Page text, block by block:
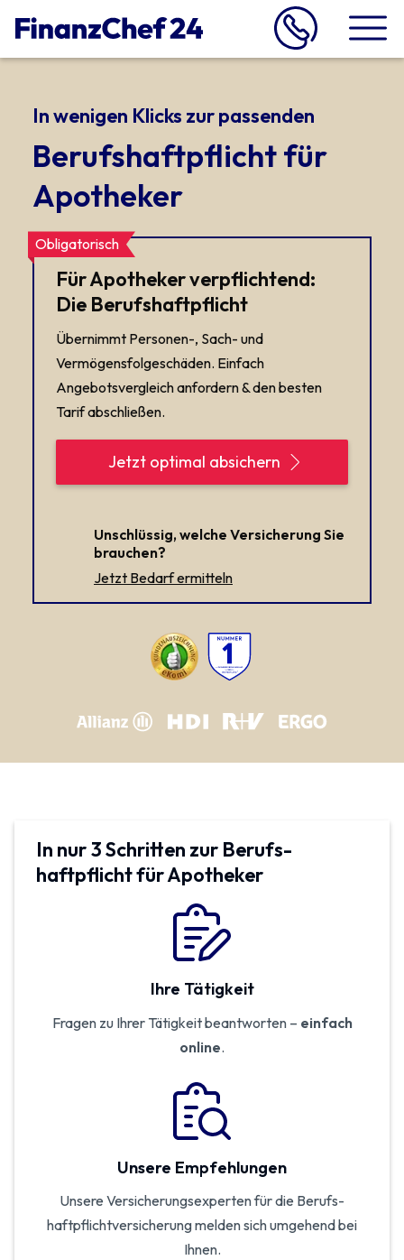
In wenigen Klicks zur passenden
Berufshaftpflicht für
Apotheker
Obligatorisch
Für Apotheker verpflichtend:
Die Berufshaftpflicht
Übernimmt Personen-, Sach- und
Vermögensfolge­schäden. Einfach
Angebotsvergleich anfordern & den besten
Tarif abschließen.
Jetzt optimal absichern
Unschlüssig, welche Versicherung Sie
brauchen?
Jetzt Bedarf ermitteln
In nur 3 Schritten zur Berufs­
haftpflicht für Apotheker
Ihre Tätigkeit
Fragen zu Ihrer Tätigkeit beantworten – einfach
online.
Unsere Empfehlungen
Unsere Versicherungsexperten für die Berufs­
haftpflicht­versicherung melden sich umgehend bei
Ihnen.